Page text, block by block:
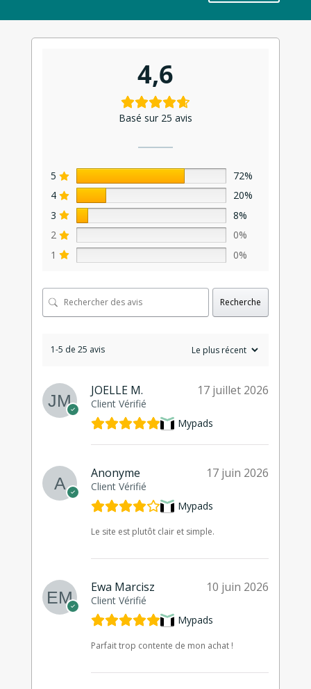
4,6
Basé sur 25 avis
5
72%
4
20%
3
8%
2
0%
1
0%
Recherche
1-5 de 25 avis
JOELLE M.
Client Vérifié
17 juillet 2026
Mypads
Anonyme
Client Vérifié
17 juin 2026
Mypads
Le site est plutôt clair et simple.
Ewa Marcisz
Client Vérifié
10 juin 2026
Mypads
Parfait trop contente de mon achat !